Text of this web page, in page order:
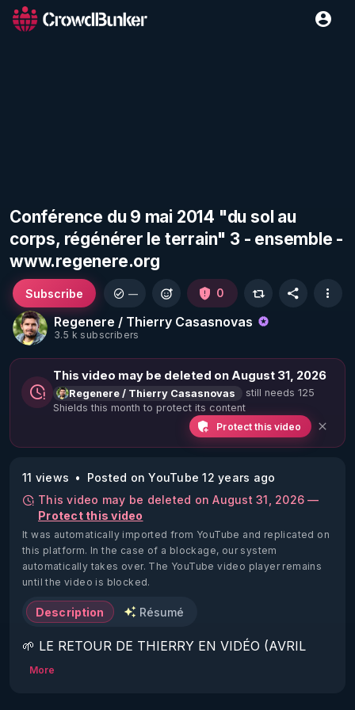
Conférence du 9 mai 2014 "du sol au
corps, régénérer le terrain" 3 - ensemble -
www.regenere.org
Regenere / Thierry Casasnovas
3.5 k subscribers
Subscribe — 0
This video may be deleted on August 31, 2026
Regenere / Thierry Casasnovas
still needs 125
Shields this month to protect its content
Protect this video
11 views
Posted on YouTube 12 years ago
This video may be deleted on August 31, 2026 —
Protect this video
It was automatically imported from YouTube and replicated on
this platform. In the case of a blockage, our system
automatically takes over. The YouTube video player remains
until the video is blocked.
Description Résumé
🌱 LE RETOUR DE THIERRY EN VIDÉO (AVRIL
2022)!
More